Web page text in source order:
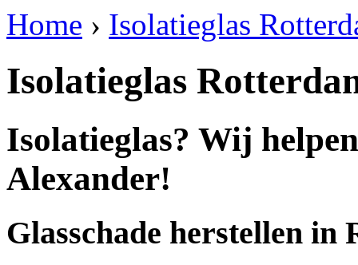
Home › Isolatieglas
Isolatieglas
Isolatieglas? Wij
Alexander!
Glasschade herstellen